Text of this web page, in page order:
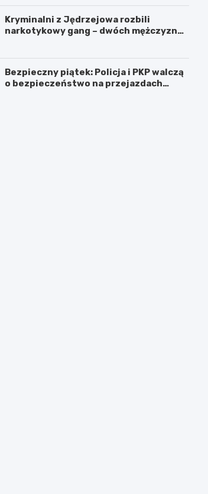
Kryminalni z Jędrzejowa rozbili
narkotykowy gang – dwóch mężczyzn
Bezpieczny piątek: Policja i PKP walczą
o bezpieczeństwo na przejazdach